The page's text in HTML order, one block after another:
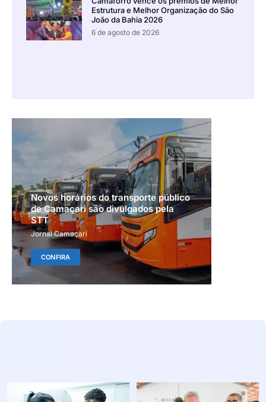
Estrutura e Melhor Organização do São
João da Bahia 2026
6 de agosto de 2026
Novos horários do transporte público
de Camaçari são divulgados pela
STT
Jornal Camaçari
CONFIRA